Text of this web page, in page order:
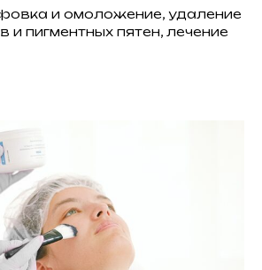
и омоложение, удаление
пигментных пятен, лечение